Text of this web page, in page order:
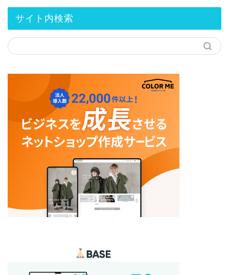
サイト内検索